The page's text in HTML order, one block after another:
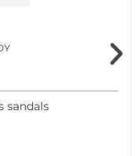
sandals